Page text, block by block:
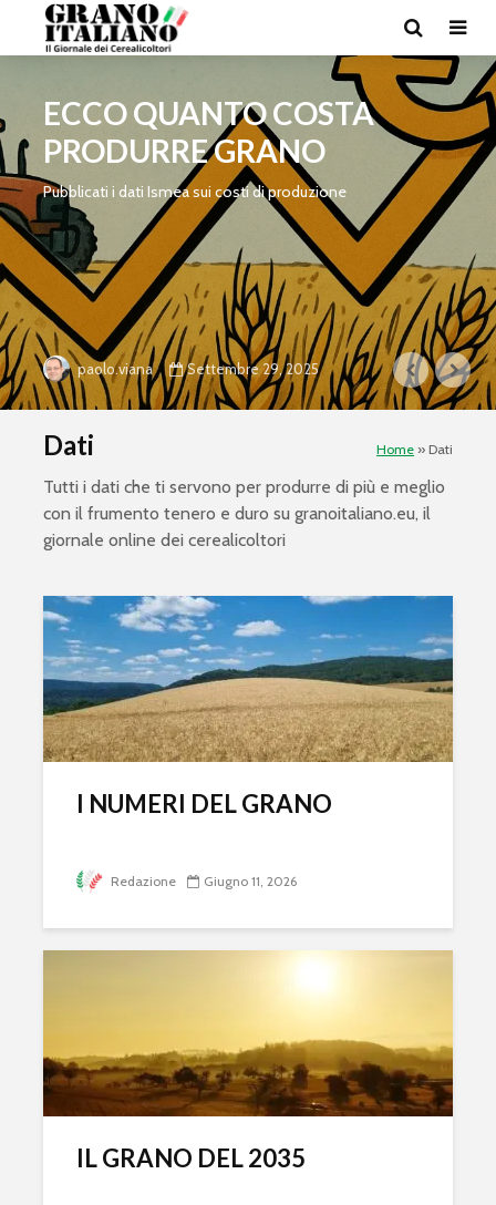
ECCO QUANTO COSTA
PRODURRE GRANO
Pubblicati i dati Ismea sui costi di produzione
paolo.viana Settembre 29, 2025
Dati Home » Dati
Tutti i dati che ti servono per produrre di più e meglio
con il frumento tenero e duro su granoitaliano.eu, il
giornale online dei cerealicoltori
I NUMERI DEL GRANO
Redazione Giugno 11, 2026
IL GRANO DEL 2035